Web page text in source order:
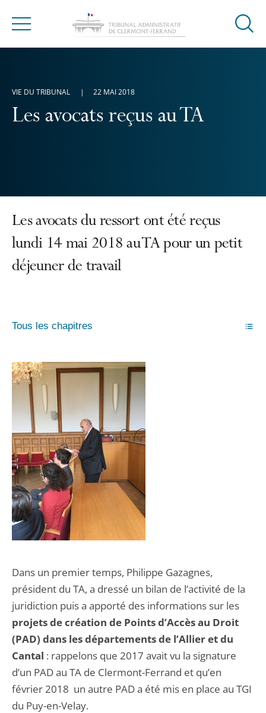
Menu
Ouvrir
Les avocats reçus au TA
VIE DU TRIBUNAL 22 MAI 2018
Les avocats du ressort ont été reçus
lundi 14 mai 2018 au TA pour un petit
déjeuner de travail
Tous les chapitres
Dans un premier temps, Philippe Gazagnes,
président du TA, a dressé un bilan de l’activité de la
juridiction puis a apporté des informations sur les
projets de création de Points d’Accès au Droit
(PAD) dans les départements de l’Allier et du
Cantal : rappelons que 2017 avait vu la signature
d’un PAD au TA de Clermont-Ferrand et qu’en
février 2018 un autre PAD a été mis en place au TGI
du Puy-en-Velay.